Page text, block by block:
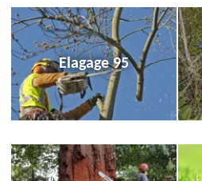
Elagage 95